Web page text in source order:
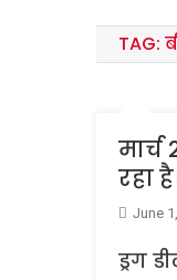
TAG:
रहा
June
ड्रग